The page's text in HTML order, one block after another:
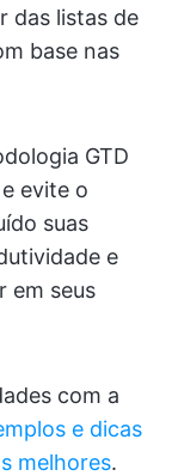
das listas de
base nas
GTD
evite o
suas
e
em seus
com a
e dicas
melhores.